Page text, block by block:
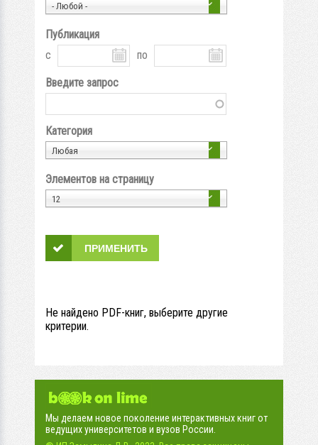
- Любой -
Публикация
с
по
Введите запрос
Категория
Любая
Элементов на страницу
12
Не найдено PDF-книг, выберите другие
критерии.
Мы делаем новое поколение интерактивных книг от
ведущих университетов и вузов России.